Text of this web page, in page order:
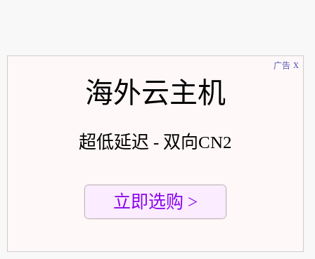
广告
海外云主机
超低延迟 - 双向CN2
立即选购 >
x